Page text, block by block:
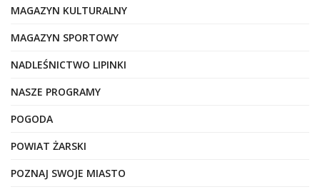
MAGAZYN KULTURALNY
MAGAZYN SPORTOWY
NADLEŚNICTWO LIPINKI
NASZE PROGRAMY
POGODA
POWIAT ŻARSKI
POZNAJ SWOJE MIASTO